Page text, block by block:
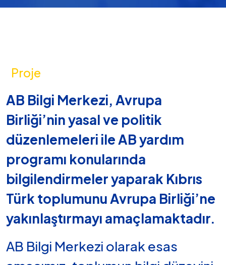
Proje
AB Bilgi Merkezi, Avrupa
Birliği’nin yasal ve politik
düzenlemeleri ile AB yardım
programı konularında
bilgilendirmeler yaparak Kıbrıs
Türk toplumunu Avrupa Birliği’ne
yakınlaştırmayı amaçlamaktadır.
AB Bilgi Merkezi olarak esas